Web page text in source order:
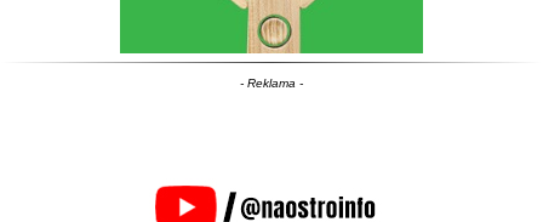
- Reklama -